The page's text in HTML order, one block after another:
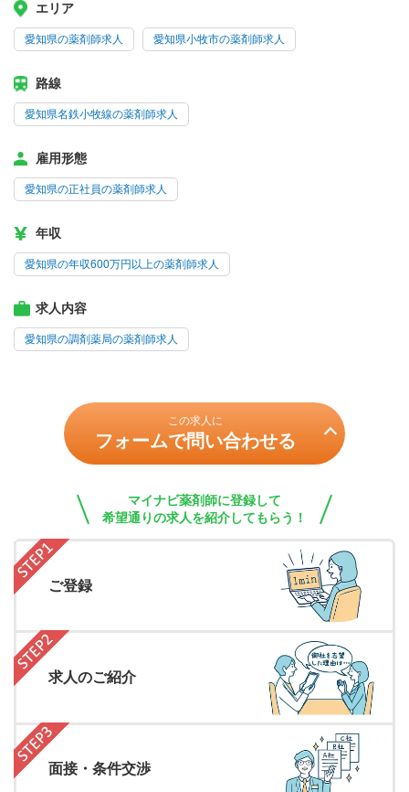
エリア
愛知県の薬剤師求人 愛知県小牧市の薬剤師求人
路線
愛知県名鉄小牧線の薬剤師求人
雇用形態
愛知県の正社員の薬剤師求人
年収
愛知県の年収600万円以上の薬剤師求人
求人内容
愛知県の調剤薬局の薬剤師求人
この求人に
フォームで問い合わせる
マイナビ薬剤師に登録して
希望通りの求人を紹介してもらう！
ご登録
求人のご紹介
面接・条件交渉